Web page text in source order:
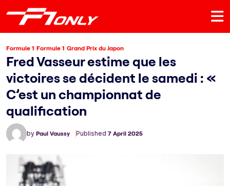
Formule 1 Formule 1 Grand Prix du Japon
Fred Vasseur estime que les
victoires se décident le samedi : «
C’est un championnat de
qualification
by Paul Vaussy Published 7 April 2025